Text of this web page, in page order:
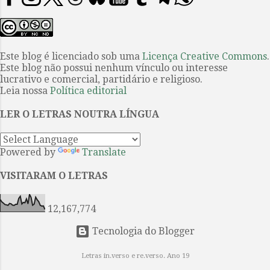
estamos falando. A forma, a beleza,
...
vencedor do Nobel de Literatura
John Steinbeck . Eles são uma dupla
improvável: George é “pequeno e
inquietos e traços marcados,
fortes”; e Lennie é seu oposto, um
sujeito enorme com a mente de
uma criança. Entretanto, de certa
maneira, eles construíram uma
da alienação. Trabalhadores braçais
dos camp...
Este blog é licenciado sob uma Licença Creative Commons.
Este blog não possui nenhum vínculo ou interesse
lucrativo e comercial, partidário e religioso.
Leia nossa Política editorial
LER O LETRAS NOUTRA LÍNGUA
Powered by Translate
VISITARAM O LETRAS
12,167,774
Tecnologia do Blogger
Letras in.verso e re.verso. Ano 19